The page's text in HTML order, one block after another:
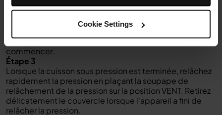
Cookie Settings
relâchement de la pression est en position SEAL.
Sélectionnez PRESSION et réglez-la sur HAUT. Réglez la
durée à 12 minutes. Sélectionnez START/STOP pour
commencer.
Étape 3
Lorsque la cuisson sous pression est terminée, relâchez
rapidement la pression en plaçant la soupape de
relâchement de la pression sur la position VENT. Retirez
délicatement le couvercle lorsque l'appareil a fini de
relâcher la pression.